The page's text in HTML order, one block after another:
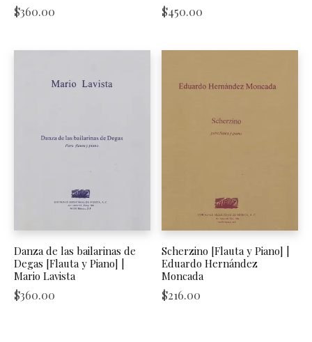
$360.00 $450.00
Danza de las bailarinas de
Degas [Flauta y Piano] |
Mario Lavista
$360.00
Scherzino [Flauta y Piano] |
Eduardo Hernández
Moncada
$216.00